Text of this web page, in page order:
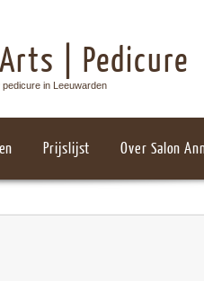
| Pedicure
in Leeuwarden
Prijslijst Over Salon